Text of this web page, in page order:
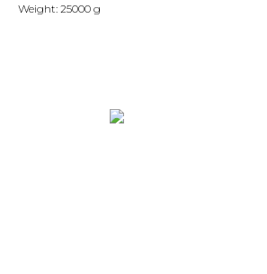
Weight: 25000 g